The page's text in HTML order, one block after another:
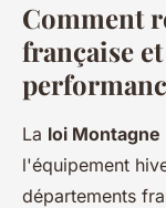
Comment
française
La loi Montagne
l'équipement
départements